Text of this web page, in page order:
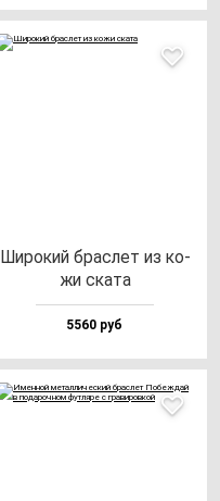
Широ­кий брас­лет из ко­
жи ска­та
5560 руб